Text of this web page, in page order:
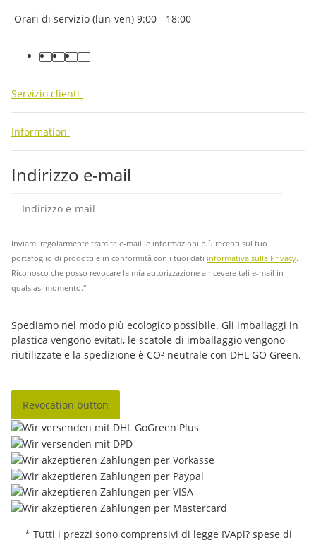
Orari di servizio (lun-ven) 9:00 - 18:00
facebook
youtube
instagram
tiktok
Servizio clienti
Information
Indirizzo e-mail
Inviami regolarmente tramite e-mail le informazioni più recenti sul tuo
portafoglio di prodotti e in conformità con i tuoi dati informativa sulla Privacy.
Riconosco che posso revocare la mia autorizzazione a ricevere tali e-mail in
qualsiasi momento."
Spediamo nel modo più ecologico possibile. Gli imballaggi in
plastica vengono evitati, le scatole di imballaggio vengono
riutilizzate e la spedizione è CO² neutrale con DHL GO Green.
Revocation button
* Tutti i prezzi sono comprensivi di legge IVApi? spese di